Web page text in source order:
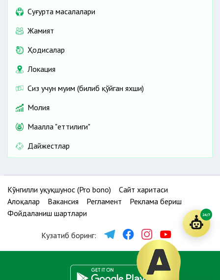
Cуғурта масалалари
Жамият
Ҳодисалар
Локация
Сиз учун муҳим (билиб қўйган яхши)
Молия
Маҳалла "еттилиги"
Дайжестлар
Кўнгилли ҳуқуқшунос (Pro bono)
Сайт харитаси
Алоқалар
Вакансия Регламент
Реклама бериш
Фойдаланиш шартлари
Кузатиб боринг:
24/7